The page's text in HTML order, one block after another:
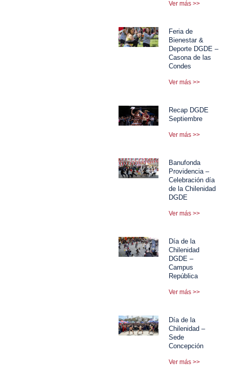
Ver más >>
Feria de
Bienestar &
Deporte DGDE –
Casona de las
Condes
Ver más >>
Recap DGDE
Septiembre
Ver más >>
Banufonda
Providencia –
Celebración día
de la Chilenidad
DGDE
Ver más >>
Día de la
Chilenidad
DGDE –
Campus
República
Ver más >>
Día de la
Chilenidad –
Sede
Concepción
Ver más >>